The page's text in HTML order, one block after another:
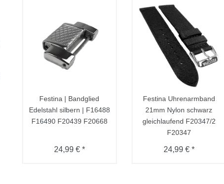
Festina | Bandglied
Edelstahl silbern | F16488
F16490 F20439 F20668
24,99 € *
Festina Uhrenarmband
21mm Nylon schwarz
gleichlaufend F20347/2
F20347
24,99 € *